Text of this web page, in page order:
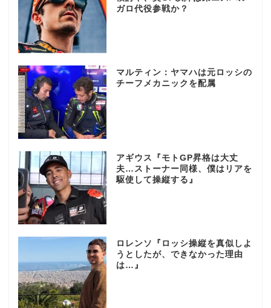
ガロ代役参戦か？
マルティン：ヤマハは元ロッシの
チーフメカニックを配属
アギウス『モトGP昇格は大丈
夫…ストーナー同様、僕はリアを
駆使して操縦する』
ロレンソ『ロッシ操縦を真似しよ
うとしたが、できなかった理由
は…』